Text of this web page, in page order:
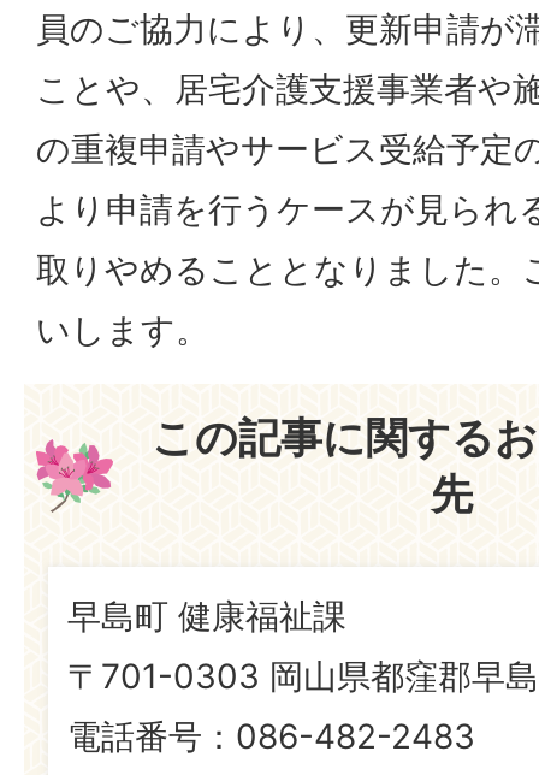
員のご協力により、更新申請が
ことや、居宅介護支援事業者や
の重複申請やサービス受給予定
より申請を行うケースが見られ
取りやめることとなりました。
いします。
この記事に関する
先
早島町 健康福祉課
〒701-0303 岡山県都窪郡早
電話番号：086-482-2483